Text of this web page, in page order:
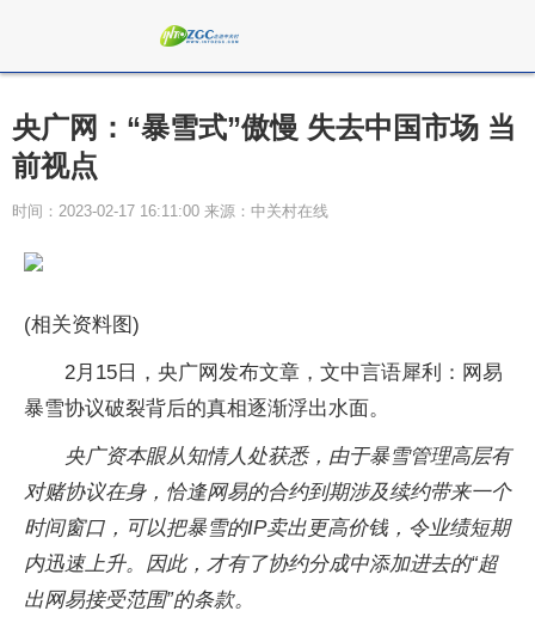
央广网：“暴雪式”傲慢 失去中国市场 当
前视点
时间：2023-02-17 16:11:00 来源：中关村在线
(相关资料图)
2月15日，央广网发布文章，文中言语犀利：网易
暴雪协议破裂背后的真相逐渐浮出水面。
央广资本眼从知情人处获悉，由于暴雪管理高层有
对赌协议在身，恰逢网易的合约到期涉及续约带来一个
时间窗口，可以把暴雪的IP卖出更高价钱，令业绩短期
内迅速上升。因此，才有了协约分成中添加进去的“超
出网易接受范围”的条款。